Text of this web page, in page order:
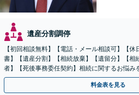
遺産分割調停
【初回相談無料】【電話・メール相談可】【
書】【遺産分割】【相続放棄】【遺留分】【相
者】【死後事務委任契約】相続に関するお悩み
得できる相続の実現を目指します
料金表を見る